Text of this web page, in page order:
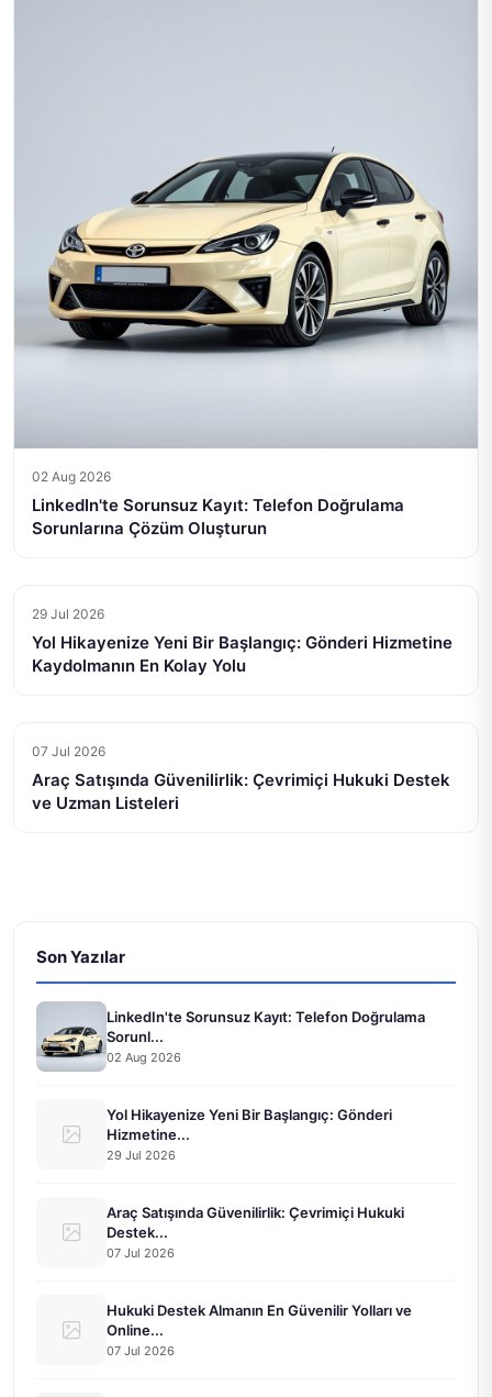
02 Aug 2026
LinkedIn'te Sorunsuz Kayıt: Telefon Doğrulama
Sorunlarına Çözüm Oluşturun
29 Jul 2026
Yol Hikayenize Yeni Bir Başlangıç: Gönderi Hizmetine
Kaydolmanın En Kolay Yolu
07 Jul 2026
Araç Satışında Güvenilirlik: Çevrimiçi Hukuki Destek
ve Uzman Listeleri
Son Yazılar
LinkedIn'te Sorunsuz Kayıt: Telefon Doğrulama
Sorunl...
02 Aug 2026
Yol Hikayenize Yeni Bir Başlangıç: Gönderi
Hizmetine...
29 Jul 2026
Araç Satışında Güvenilirlik: Çevrimiçi Hukuki
Destek...
07 Jul 2026
Hukuki Destek Almanın En Güvenilir Yolları ve
Online...
07 Jul 2026